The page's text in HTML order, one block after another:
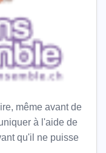
même avant de
à l'aide de
qu'il ne puisse